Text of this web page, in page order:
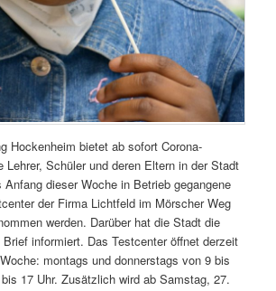
Hockenheim bietet ab sofort Corona-
Lehrer, Schüler und deren Eltern in der Stadt
dieser Woche in Betrieb gegangene
der Firma Lichtfeld im Mörscher Weg
werden. Darüber hat die Stadt die
informiert. Das Testcenter öffnet derzeit
montags und donnerstags von 9 bis
17 Uhr. Zusätzlich wird ab Samstag, 27.